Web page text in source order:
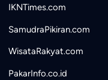
IKNTimes.com
SamudraPikiran.com
WisataRakyat.com
PakarInfo.co.id